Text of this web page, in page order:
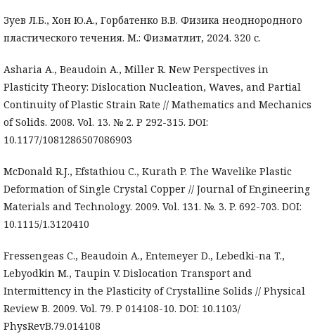
Зуев Л.Б., Хон Ю.А., Горбатенко В.В. Физика неоднородного
пластического течения. М.: Физматлит, 2024. 320 с.
Asharia A., Beaudoin A., Miller R. New Perspectives in
Plasticity Theory: Dislocation Nucleation, Waves, and Partial
Continuity of Plastic Strain Rate // Mathematics and Mechanics
of Solids. 2008. Vol. 13. № 2. P 292-315. DOI:
10.1177/1081286507086903
McDonald R.J., Efstathiou C., Kurath P. The Wavelike Plastic
Deformation of Single Crystal Copper // Journal of Engineering
Materials and Technology. 2009. Vol. 131. №. 3. P. 692-703. DOI:
10.1115/1.3120410
Fressengeas C., Beaudoin A., Entemeyer D., Lebedki-na T.,
Lebyodkin M., Taupin V. Dislocation Transport and
Intermittency in the Plasticity of Crystalline Solids // Physical
Review B. 2009. Vol. 79. P 014108-10. DOI: 10.1103/
PhysRevB.79.014108